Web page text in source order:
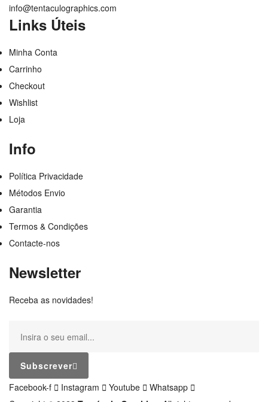
info@tentaculographics.com
Links Úteis
Minha Conta
Carrinho
Checkout
Wishlist
Loja
Info
Política Privacidade
Métodos Envio
Garantia
Termos & Condições
Contacte-nos
Newsletter
Receba as novidades!
Subscrever
Facebook-f
Instagram Youtube
Whatsapp